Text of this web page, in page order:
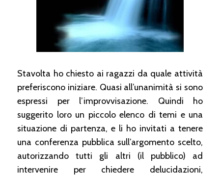
Stavolta ho chiesto ai ragazzi da quale attività
preferiscono iniziare. Quasi all’unanimità si sono
espressi per l’improvvisazione. Quindi ho
suggerito loro un piccolo elenco di temi e una
situazione di partenza, e li ho invitati a tenere
una conferenza pubblica sull’argomento scelto,
autorizzando tutti gli altri (il pubblico) ad
intervenire per chiedere delucidazioni,